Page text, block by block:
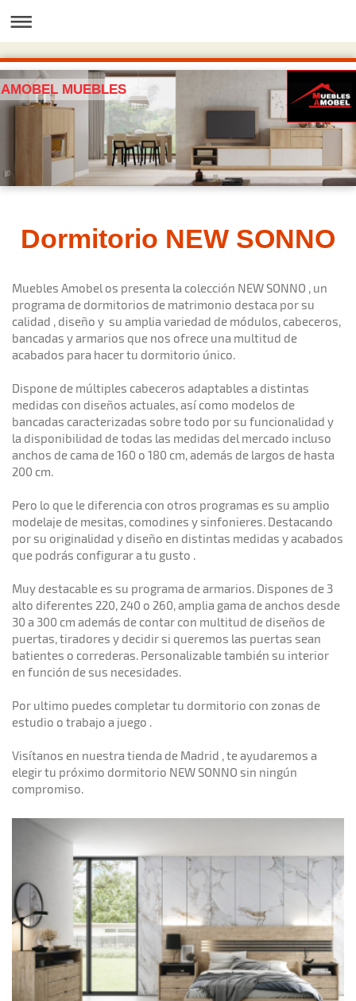
AMOBEL MUEBLES
Dormitorio NEW SONNO
Muebles Amobel os presenta la colección NEW SONNO , un
programa de dormitorios de matrimonio destaca por su
calidad , diseño y su amplia variedad de módulos, cabeceros,
bancadas y armarios que nos ofrece una multitud de
acabados para hacer tu dormitorio único.
Dispone de múltiples cabeceros adaptables a distintas
medidas con diseños actuales, así como modelos de
bancadas caracterizadas sobre todo por su funcionalidad y
la disponibilidad de todas las medidas del mercado incluso
anchos de cama de 160 o 180 cm, además de largos de hasta
200 cm.
Pero lo que le diferencia con otros programas es su amplio
modelaje de mesitas, comodines y sinfonieres. Destacando
por su originalidad y diseño en distintas medidas y acabados
que podrás configurar a tu gusto .
Muy destacable es su programa de armarios. Dispones de 3
alto diferentes 220, 240 o 260, amplia gama de anchos desde
30 a 300 cm además de contar con multitud de diseños de
puertas, tiradores y decidir si queremos las puertas sean
batientes o correderas. Personalizable también su interior
en función de sus necesidades.
Por ultimo puedes completar tu dormitorio con zonas de
estudio o trabajo a juego .
Visítanos en nuestra tienda de Madrid , te ayudaremos a
elegir tu próximo dormitorio NEW SONNO sin ningún
compromiso.